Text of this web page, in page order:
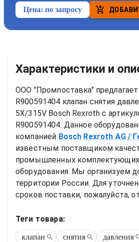
Цена: по запросу
Характеристики и
ООО "Промпоставка" предлагает
R900591404 клапан снятия
5X/315V Bosch Rexroth
R900591404. Данное
компанией Bosch Rexroth AG /
известным поставщиком
промышленных
оборудования. Мы организуем
территории России. Для
сроков поставки, пожалуйста,
Теги товара:
клапан снятия
давления